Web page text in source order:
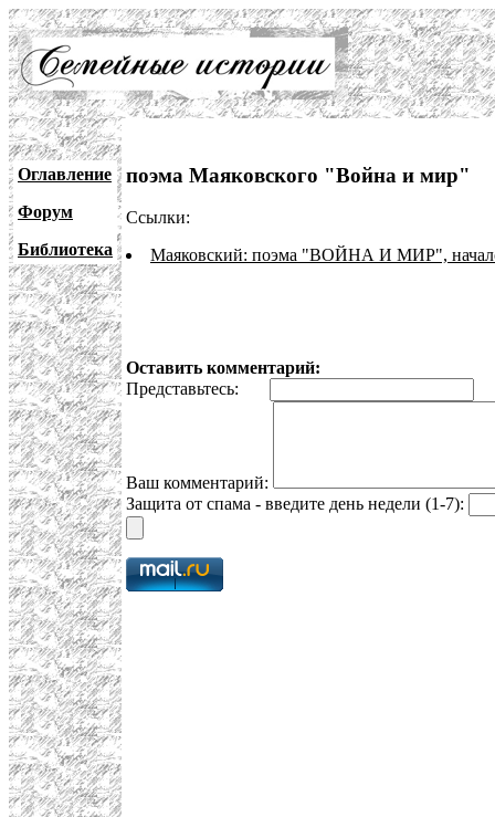
Оглавление
Форум
Библиотека
поэма Маяковского "Война и мир"
Ссылки:
Маяковский: поэма "ВОЙНА И МИР",
Оставить комментарий:
Представьтесь:
Ваш комментарий:
Защита от спама - введите день недели (1-7):